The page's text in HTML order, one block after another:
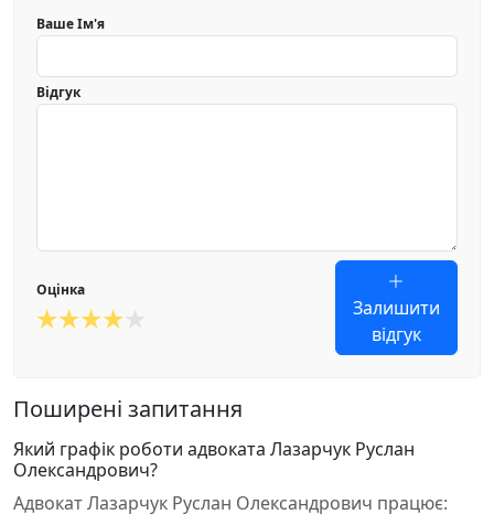
Ваше Ім'я
Відгук
Оцінка
Залишити
відгук
Поширені запитання
Який графік роботи адвоката Лазарчук Руслан
Олександрович?
Адвокат Лазарчук Руслан Олександрович працює: